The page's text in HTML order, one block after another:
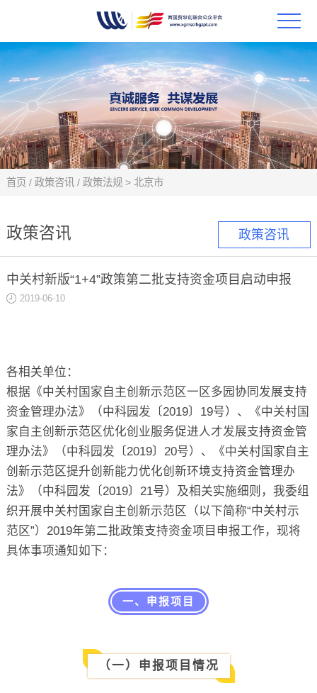
首页
政策
科技
合作
创新
政策咨讯
首页 / 政策咨讯 / 政策法规> 北京市
政策咨讯
中关村新版“1+4”政策第二批支持资金项目启动申报
2019-06-10
各相关单位：
根据《中关村国家自主创新示范区一区多园协同发展支持
资金管理办法》（中科园发〔2019〕19号）、《中关村国
家自主创新示范区优化创业服务促进人才发展支持资金管
理办法》（中科园发〔2019〕20号）、《中关村国家自主
创新示范区提升创新能力优化创新环境支持资金管理办
法》（中科园发〔2019〕21号）及相关实施细则，我委组
织开展中关村国家自主创新示范区（以下简称“中关村示
范区”）2019年第二批政策支持资金项目申报工作，现将
具体事项通知如下：
一、申报项目
（一）申报项目情况